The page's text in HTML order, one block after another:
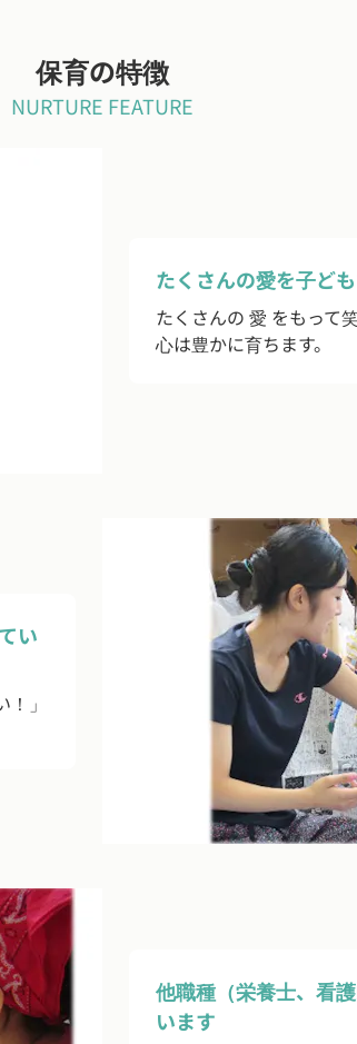
保育の特徴
NURTURE FEATURE
たくさんの愛を子ど
たくさんの 愛 をもって
心は豊かに育ちます。
い
」
他職種（栄養士、看
います